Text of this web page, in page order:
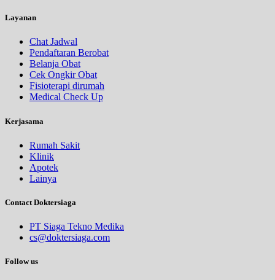
Layanan
Chat Jadwal
Pendaftaran Berobat
Belanja Obat
Cek Ongkir Obat
Fisioterapi dirumah
Medical Check Up
Kerjasama
Rumah Sakit
Klinik
Apotek
Lainya
Contact Doktersiaga
PT Siaga Tekno Medika
cs@doktersiaga.com
Follow us